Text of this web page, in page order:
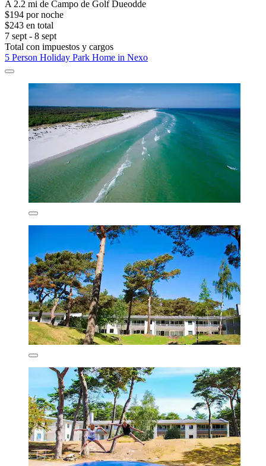
A 2.2 mi de Campo de Golf Dueodde
$194 por noche
$243 en total
7 sept - 8 sept
Total con impuestos y cargos
5 Person Holiday Park Home in Nexo